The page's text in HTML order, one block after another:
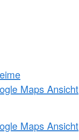
Maps Ansicht
Maps Ansicht